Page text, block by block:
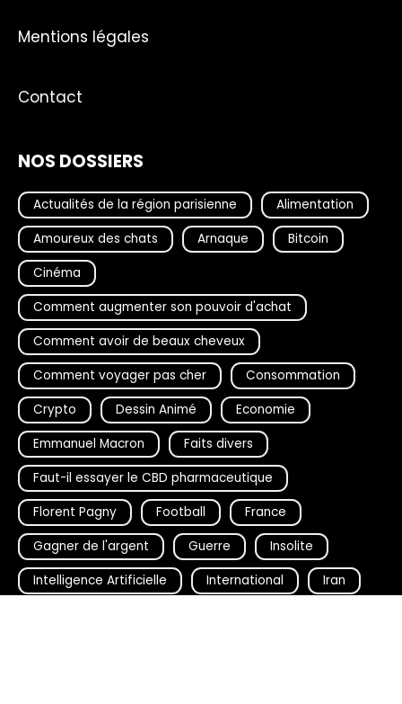
Mentions légales
Contact
NOS DOSSIERS
Actualités de la région parisienne
Alimentation
Amoureux des chats
Arnaque
Bitcoin
Cinéma
Comment augmenter son pouvoir d'achat
Comment avoir de beaux cheveux
Comment voyager pas cher
Consommation
Crypto
Dessin Animé
Economie
Emmanuel Macron
Faits divers
Faut-il essayer le CBD pharmaceutique
Florent Pagny
Football
France
Gagner de l'argent
Guerre
Insolite
Intelligence Artificielle
International
Iran